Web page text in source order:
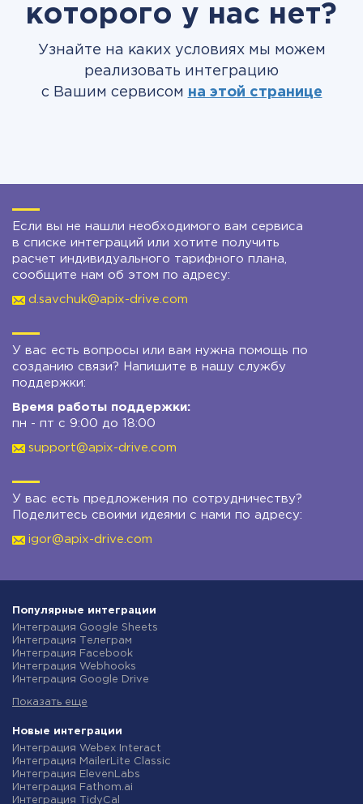
которого у нас нет?
Узнайте на каких условиях мы можем
реализовать интеграцию
с Вашим сервисом на этой странице
Если вы не нашли необходимого вам сервиса
в списке интеграций или хотите получить
расчет индивидуального тарифного плана,
сообщите нам об этом по адресу:
d.savchuk@apix-drive.com
У вас есть вопросы или вам нужна помощь по
созданию связи? Напишите в нашу службу
поддержки:
Время работы поддержки:
пн - пт с 9:00 до 18:00
support@apix-drive.com
У вас есть предложения по сотрудничеству?
Поделитесь своими идеями с нами по адресу:
igor@apix-drive.com
Популярные интеграции
Интеграция Google Sheets
Интеграция Телеграм
Интеграция Facebook
Интеграция Webhooks
Интеграция Google Drive
Интеграция Gmail
Интеграция Новая Почта
Интеграция Binotel
Интеграция OpenAI (ChatGPT)
Интеграция Prom
Интеграция Приват24
Интеграция OLX
Показать еще
Новые интеграции
Интеграция Webex Interact
Интеграция MailerLite Classic
Интеграция ElevenLabs
Интеграция Fathom.ai
Интеграция TidyCal